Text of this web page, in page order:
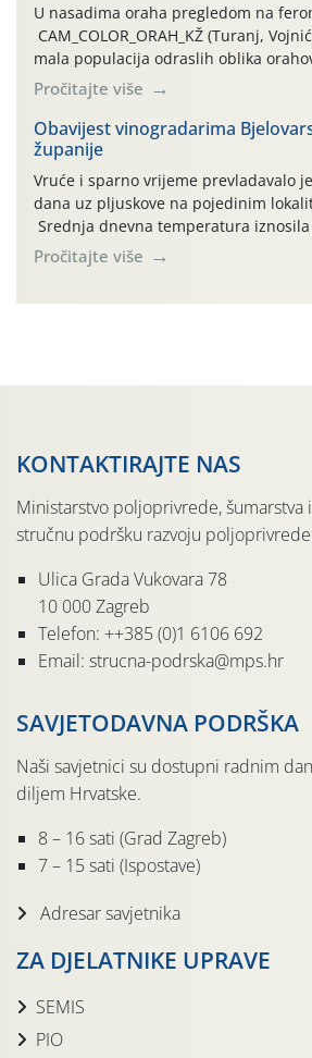
U nasadima oraha pregledom na
CAM_COLOR_ORAH_KŽ (Turanj,
mala populacija odraslih oblika
(Rhagoletis completa). Niska brojnost
činjenicom da je riječ o mladim
urodom, što je povezano i s manjim
jedinki. U starijim nasadima, na žutim
pločama s […]
Pročitajte više
Obavijest vinogradarima
županije
Vruće i sparno vrijeme prevladavalo
dana uz pljuskove na pojedinim
Srednja dnevna temperatura iznosila
maksimalne su posljednjih dana
Simptome plamenjače vinove loze
Pročitajte više
KONTAKTIRAJTE NAS
Ministarstvo poljoprivrede, šumarstva
stručnu podršku razvoju poljoprivrede
Ulica Grada Vukovara 78
10 000 Zagreb
Telefon: ++385 (0)1 6106 692
Email: strucna-podrska@mps.hr
SAVJETODAVNA PODRŠKA
Naši savjetnici su dostupni radnim
diljem Hrvatske.
8 – 16 sati (Grad Zagreb)
7 – 15 sati (Ispostave)
Adresar savjetnika
ZA DJELATNIKE UPRAVE
SEMIS
PIO